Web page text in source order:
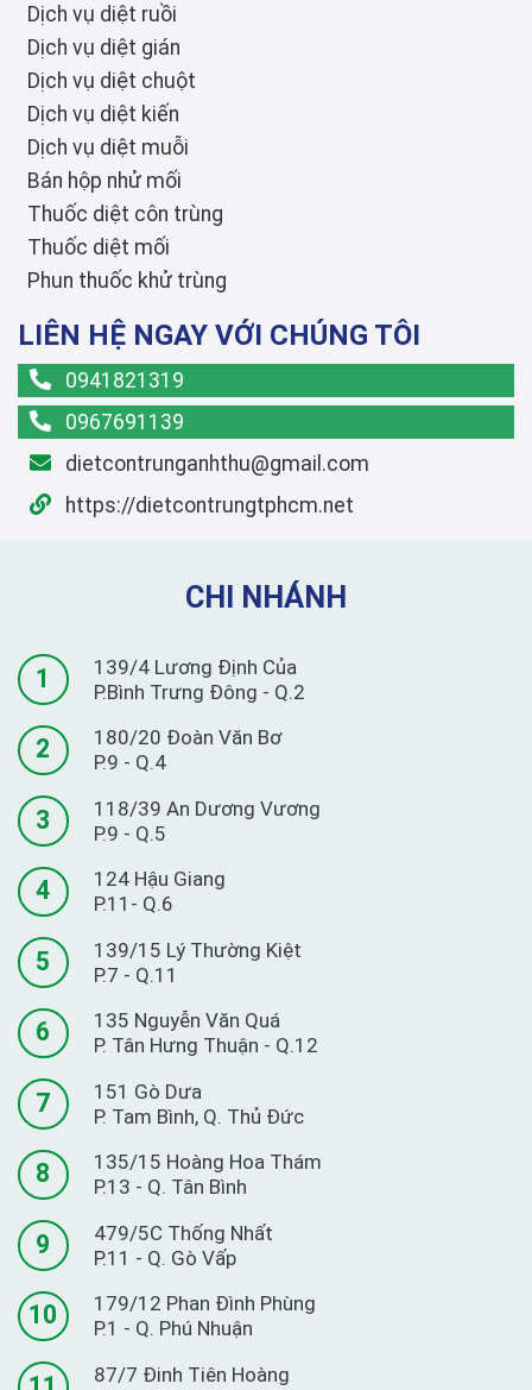
Dịch vụ diệt ruồi
Dịch vụ diệt gián
Dịch vụ diệt chuột
Dịch vụ diệt kiến
Dịch vụ diệt muỗi
Bán hộp nhử mối
Thuốc diệt côn trùng
Thuốc diệt mối
Phun thuốc khử trùng
LIÊN HỆ NGAY VỚI CHÚNG TÔI
0941821319
0967691139
dietcontrunganhthu@gmail.com
https://dietcontrungtphcm.net
CHI NHÁNH
1
139/4 Lương Định Của
P.Bình Trưng Đông - Q.2
2
180/20 Đoàn Văn Bơ
P.9 - Q.4
3
118/39 An Dương Vương
P.9 - Q.5
4
124 Hậu Giang
P.11- Q.6
5
139/15 Lý Thường Kiệt
P.7 - Q.11
6
135 Nguyễn Văn Quá
P. Tân Hưng Thuận - Q.12
7
151 Gò Dưa
P. Tam Bình, Q. Thủ Đức
8
135/15 Hoàng Hoa Thám
P.13 - Q. Tân Bình
9
479/5C Thống Nhất
P.11 - Q. Gò Vấp
10
179/12 Phan Đình Phùng
P.1 - Q. Phú Nhuận
87/7 Đinh Tiên Hoàng